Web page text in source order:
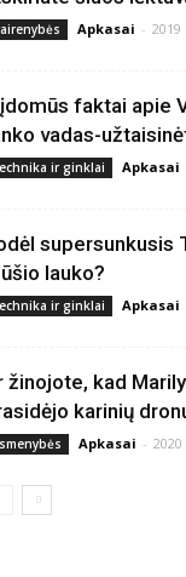
Apkasai - 2019
faktai apie
vadas-
ir ginklai Apkasai
supersunkusis
lauko?
ir ginklai Apkasai
žinojote, kad
karinių
Apkasai -